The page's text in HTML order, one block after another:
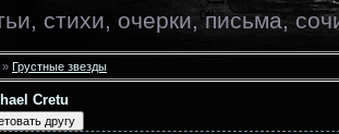
стихи, очерки, письма,
» Грустные звезды
Cretu